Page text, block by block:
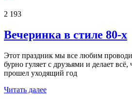
2 193
Вечеринка в стиле 80-х
Этот праздник мы все любим
бурно гуляет с друзьями и делает
прошел уходящий год
Читать далее